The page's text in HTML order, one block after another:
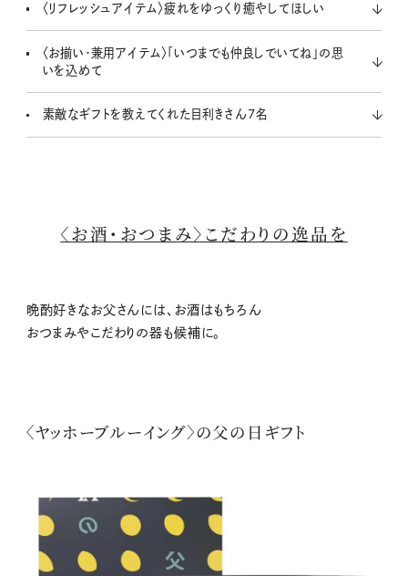
〈リフレッシュアイテム〉疲れをゆっくり癒やしてほしい
〈お揃い・兼用アイテム〉「いつまでも仲良しでいてね」の思
いを込めて
素敵なギフトを教えてくれた目利きさん7名
〈お酒・おつまみ〉こだわりの逸品を
晩酌好きなお父さんには、お酒はもちろん
おつまみやこだわりの器も候補に。
〈ヤッホーブルーイング〉の父の日ギフト